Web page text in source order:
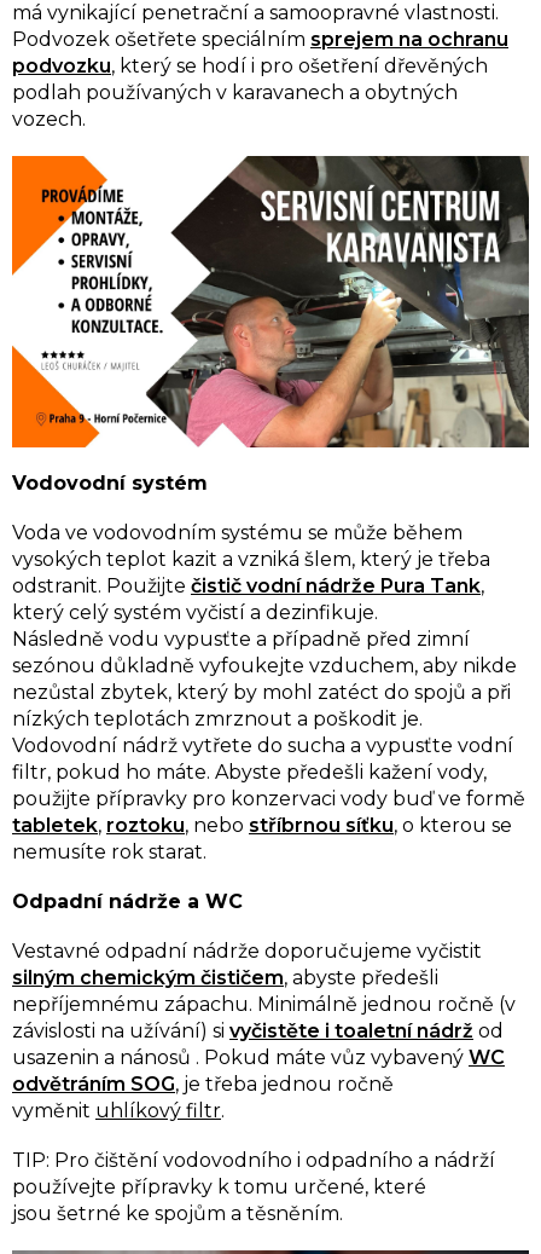
má vynikající penetrační a samoopravné vlastnosti.
Podvozek ošetřete speciálním sprejem na ochranu
podvozku, který se hodí i pro ošetření dřevěných
podlah používaných v karavanech a obytných
vozech.
Vodovodní systém
Voda ve vodovodním systému se může během
vysokých teplot kazit a vzniká šlem, který je třeba
odstranit. Použijte čistič vodní nádrže Pura Tank,
který celý systém vyčistí a dezinfikuje.
Následně vodu vypusťte a případně před zimní
sezónou důkladně vyfoukejte vzduchem, aby nikde
nezůstal zbytek, který by mohl zatéct do spojů a při
nízkých teplotách zmrznout a poškodit je.
Vodovodní nádrž vytřete do sucha a vypusťte vodní
filtr, pokud ho máte. Abyste předešli kažení vody,
použijte přípravky pro konzervaci vody buď ve formě
tabletek, roztoku, nebo stříbrnou síťku, o kterou se
nemusíte rok starat.
Odpadní nádrže a WC
Vestavné odpadní nádrže doporučujeme vyčistit
silným chemickým čističem, abyste předešli
nepříjemnému zápachu. Minimálně jednou ročně (v
závislosti na užívání) si vyčistěte i toaletní nádrž od
usazenin a nánosů . Pokud máte vůz vybavený WC
odvětráním SOG, je třeba jednou ročně
vyměnit uhlíkový filtr.
TIP: Pro čištění vodovodního i odpadního a nádrží
používejte přípravky k tomu určené, které
jsou šetrné ke spojům a těsněním.